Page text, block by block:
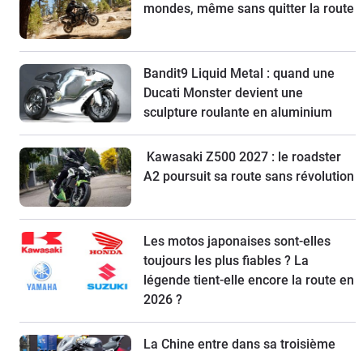
mondes, même sans quitter la route
Bandit9 Liquid Metal : quand une
Ducati Monster devient une
sculpture roulante en aluminium
Kawasaki Z500 2027 : le roadster
A2 poursuit sa route sans révolution
Les motos japonaises sont-elles
toujours les plus fiables ? La
légende tient-elle encore la route en
2026 ?
La Chine entre dans sa troisième